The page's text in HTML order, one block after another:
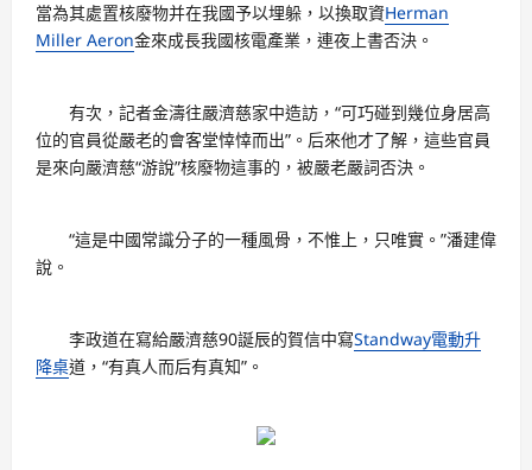
當為其處置核廢物并在我國予以埋躲，以換取資Herman
Miller Aeron金來成長我國核電產業，連夜上書否決。
有次，記者金濤往嚴濟慈家中造訪，“可巧碰到幾位身居高
位的官員從嚴老的會客堂悻悻而出”。后來他才了解，這些官員
是來向嚴濟慈“游說”核廢物這事的，被嚴老嚴詞否決。
“這是中國常識分子的一種風骨，不惟上，只唯實。”潘建偉
說。
李政道在寫給嚴濟慈90誕辰的賀信中寫Standway電動升
降桌道，“有真人而后有真知”。